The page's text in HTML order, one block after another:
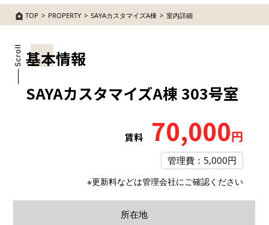
TOP PROPERTY SAYAカスタマイズA棟 室内詳細
基本情報
SAYAカスタマイズA棟 303号室
賃料 70,000円
管理費：5,000円
※更新料などは管理会社にご確認ください
所在地